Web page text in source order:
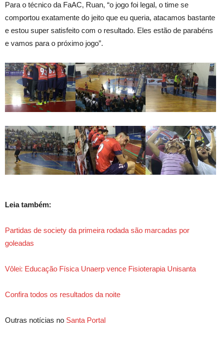
Para o técnico da FaAC, Ruan, “o jogo foi legal, o time se
comportou exatamente do jeito que eu queria, atacamos bastante
e estou super satisfeito com o resultado. Eles estão de parabéns
e vamos para o próximo jogo”.
Leia também:
Partidas de society da primeira rodada são marcadas por
goleadas
Vôlei: Educação Física Unaerp vence Fisioterapia Unisanta
Confira todos os resultados da noite
Outras notícias no Santa Portal